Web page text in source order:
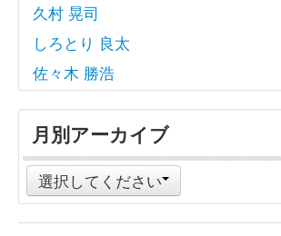
久村 晃司
しろとり 良太
佐々木 勝浩
月別アーカイブ
選択してください